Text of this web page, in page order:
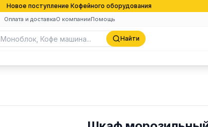
Новое поступление Кофейного оборудования
Оплата и доставкаО компанииПомощь
Найти